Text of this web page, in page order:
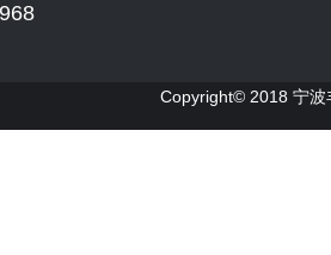
Copyright© 2018 宁波